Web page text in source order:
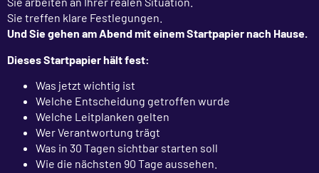
Sie treffen klare Festlegungen.
Und Sie gehen am Abend mit einem Startpapier nach Hause.
Dieses Startpapier hält fest:
Was jetzt wichtig ist
Welche Entscheidung getroffen wurde
Welche Leitplanken gelten
Wer Verantwortung trägt
Was in 30 Tagen sichtbar starten soll
Wie die nächsten 90 Tage aussehen.